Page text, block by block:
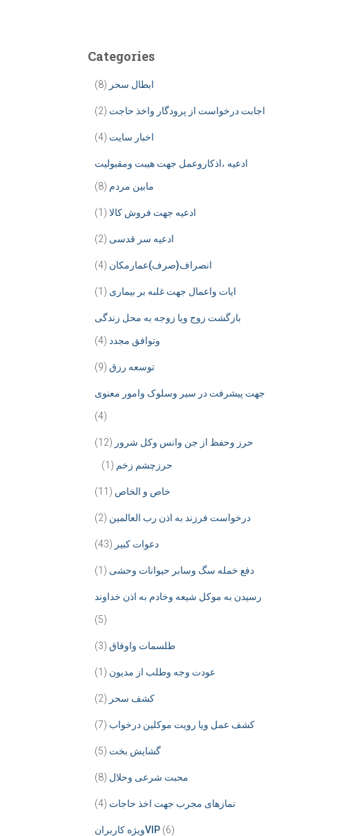
Categories
ابطال سحر (8)
اجابت درخواست از پرودگار واخذ حاجت (2)
اخبار سایت (4)
ادعیه ،اذکاروعمل جهت هیبت ومقبولیت
مابین مردم (8)
ادعیه جهت فروش کالا (1)
ادعیه سر قدسی (2)
انصراف(صرف)عمارمکان (4)
ایات واعمال جهت غلبه بر بیماری (1)
بازگشت زوج ویا زوجه به محل زندگی
وتوافق مجدد (4)
توسعه رزق (9)
جهت پیشرفت در سیر وسلوک وامور معنوی
(4)
حرز وحفظ از جن وانس وکل شرور (12)
حرزچشم زخم (1)
خاص و الخاص (11)
درخواست فرزند به اذن رب العالمین (2)
دعوات کبیر (43)
دفع خمله سگ وسابر حیوانات وحشی (1)
رسیدن به موکل شیعه وخادم به اذن خداوند
(5)
طلسمات واوفاق (3)
عودت وجه وطلب از مدیون (1)
کشف سحر (2)
کشف عمل ویا رویت موکلین درخواب (7)
گشایش بخت (5)
محبت شرعی وحلال (8)
نمازهای مجرب جهت اخذ حاجات (4)
ویژه کاربرانVIP(6)